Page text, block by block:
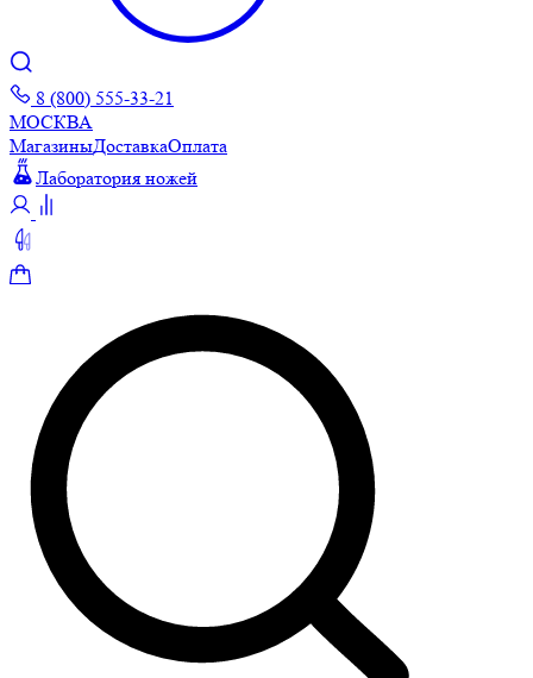
8 (800) 555-33-21
МОСКВА
МагазиныДоставкаОплата
Лаборатория ножей